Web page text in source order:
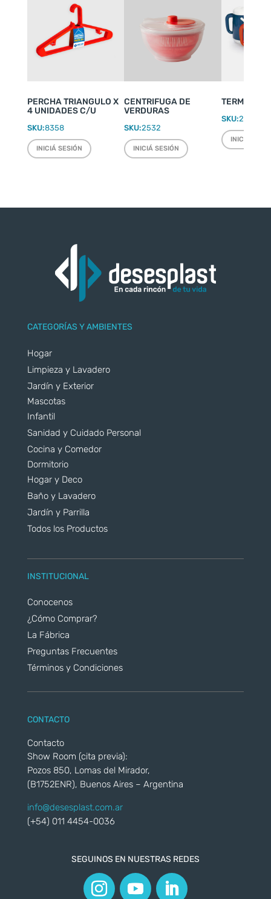
PERCHA TRIANGULO X
4 UNIDADES C/U
SKU:8358
INICIÁ SESIÓN
CENTRIFUGA DE
VERDURAS
SKU:2532
INICIÁ SESIÓN
TERMO
SKU:2220
INICIÁ
CATEGORÍAS Y AMBIENTES
Hogar
Limpieza y Lavadero
Jardín y Exterior
Mascotas
Infantil
Sanidad y Cuidado Personal
Cocina y Comedor
Dormitorio
Hogar y Deco
Baño y Lavadero
Jardín y Parrilla
Todos los Productos
INSTITUCIONAL
Conocenos
¿Cómo Comprar?
La Fábrica
Preguntas Frecuentes
Términos y Condiciones
CONTACTO
Contacto
Show Room (cita previa):
Pozos 850, Lomas del Mirador,
(B1752ENR), Buenos Aires – Argentina
info@desesplast.com.ar
(+54) 011 4454-0036
SEGUINOS EN NUESTRAS REDES